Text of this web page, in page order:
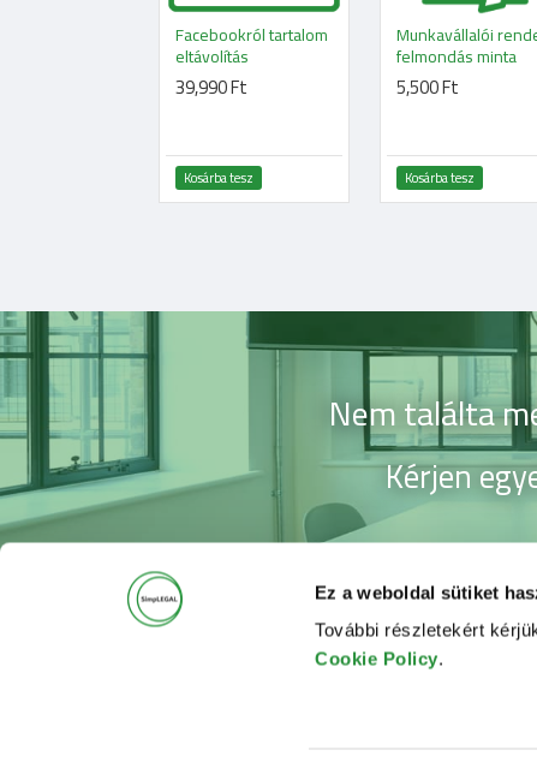
Ez a weboldal sütiket
További részletekért
Cookie Policy.
Facebookról tartalom
eltávolítás
39,990 Ft
Kosárba tesz
Munkavállalói
felmondás minta
5,500 Ft
Kosárba tesz
Nem találta
Kérjen